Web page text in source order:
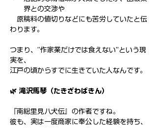
界との交渉や
原稿料の値切りなどにも苦労していたと伝
わります。
つまり、“作家業だけでは食えない”という現
実を、
江戸の頃からすでに生きていた人なんです。
🌿 滝沢馬琴（たきざわばきん）
『南総里見八犬伝』の作者ですね。
彼も、実は一度商家に奉公した経験を持ち、